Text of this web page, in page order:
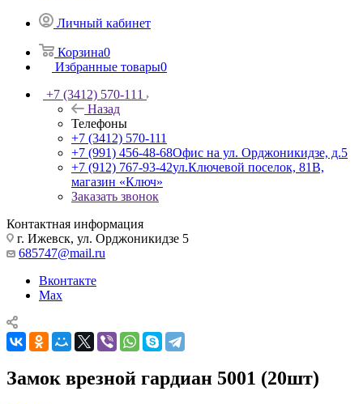
Личный кабинет
Корзина0
Избранные товары0
+7 (3412) 570-111
Назад
Телефоны
+7 (3412) 570-111
+7 (991) 456-48-68Офис на ул. Орджоникидзе, д.5
+7 (912) 767-93-42ул.Ключевой поселок, 81В,
магазин «Ключ»
Заказать звонок
Контактная информация
г. Ижевск, ул. Орджоникидзе 5
685747@mail.ru
Вконтакте
Max
Замок врезной гардиан 5001 (20шт)